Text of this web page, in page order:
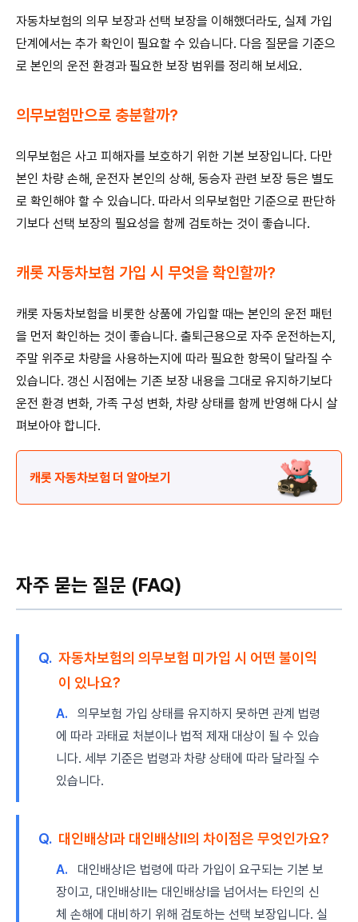
자동차보험의 의무 보장과 선택 보장을 이해했더라도, 실제 가입
단계에서는 추가 확인이 필요할 수 있습니다. 다음 질문을 기준으
로 본인의 운전 환경과 필요한 보장 범위를 정리해 보세요.
의무보험만으로 충분할까?
의무보험은 사고 피해자를 보호하기 위한 기본 보장입니다. 다만
본인 차량 손해, 운전자 본인의 상해, 동승자 관련 보장 등은 별도
로 확인해야 할 수 있습니다. 따라서 의무보험만 기준으로 판단하
기보다 선택 보장의 필요성을 함께 검토하는 것이 좋습니다.
캐롯 자동차보험 가입 시 무엇을 확인할까?
캐롯 자동차보험을 비롯한 상품에 가입할 때는 본인의 운전 패턴
을 먼저 확인하는 것이 좋습니다. 출퇴근용으로 자주 운전하는지,
주말 위주로 차량을 사용하는지에 따라 필요한 항목이 달라질 수
있습니다. 갱신 시점에는 기존 보장 내용을 그대로 유지하기보다
운전 환경 변화, 가족 구성 변화, 차량 상태를 함께 반영해 다시 살
펴보아야 합니다.
캐롯 자동차보험 더 알아보기
자주 묻는 질문 (FAQ)
Q. 자동차보험의 의무보험 미가입 시 어떤 불이익
이 있나요?
A.
의무보험 가입 상태를 유지하지 못하면 관계 법령
에 따라 과태료 처분이나 법적 제재 대상이 될 수 있습
니다. 세부 기준은 법령과 차량 상태에 따라 달라질 수
있습니다.
Q. 대인배상Ⅰ과 대인배상Ⅱ의 차이점은 무엇인가요?
A.
대인배상Ⅰ은 법령에 따라 가입이 요구되는 기본 보
장이고, 대인배상Ⅱ는 대인배상Ⅰ을 넘어서는 타인의 신
체 손해에 대비하기 위해 검토하는 선택 보장입니다. 실